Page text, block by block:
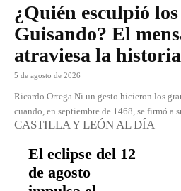
¿Quién esculpió
Guisando? El
atraviesa la
5 de agosto de 2026
Ricardo Ortega Ni un gesto hicieron los graníticos Toros de Guisando
cuando, en septiembre de 1468, se firmó a
CASTILLA Y LEÓN AL DÍA
El eclipse del 12
de agosto